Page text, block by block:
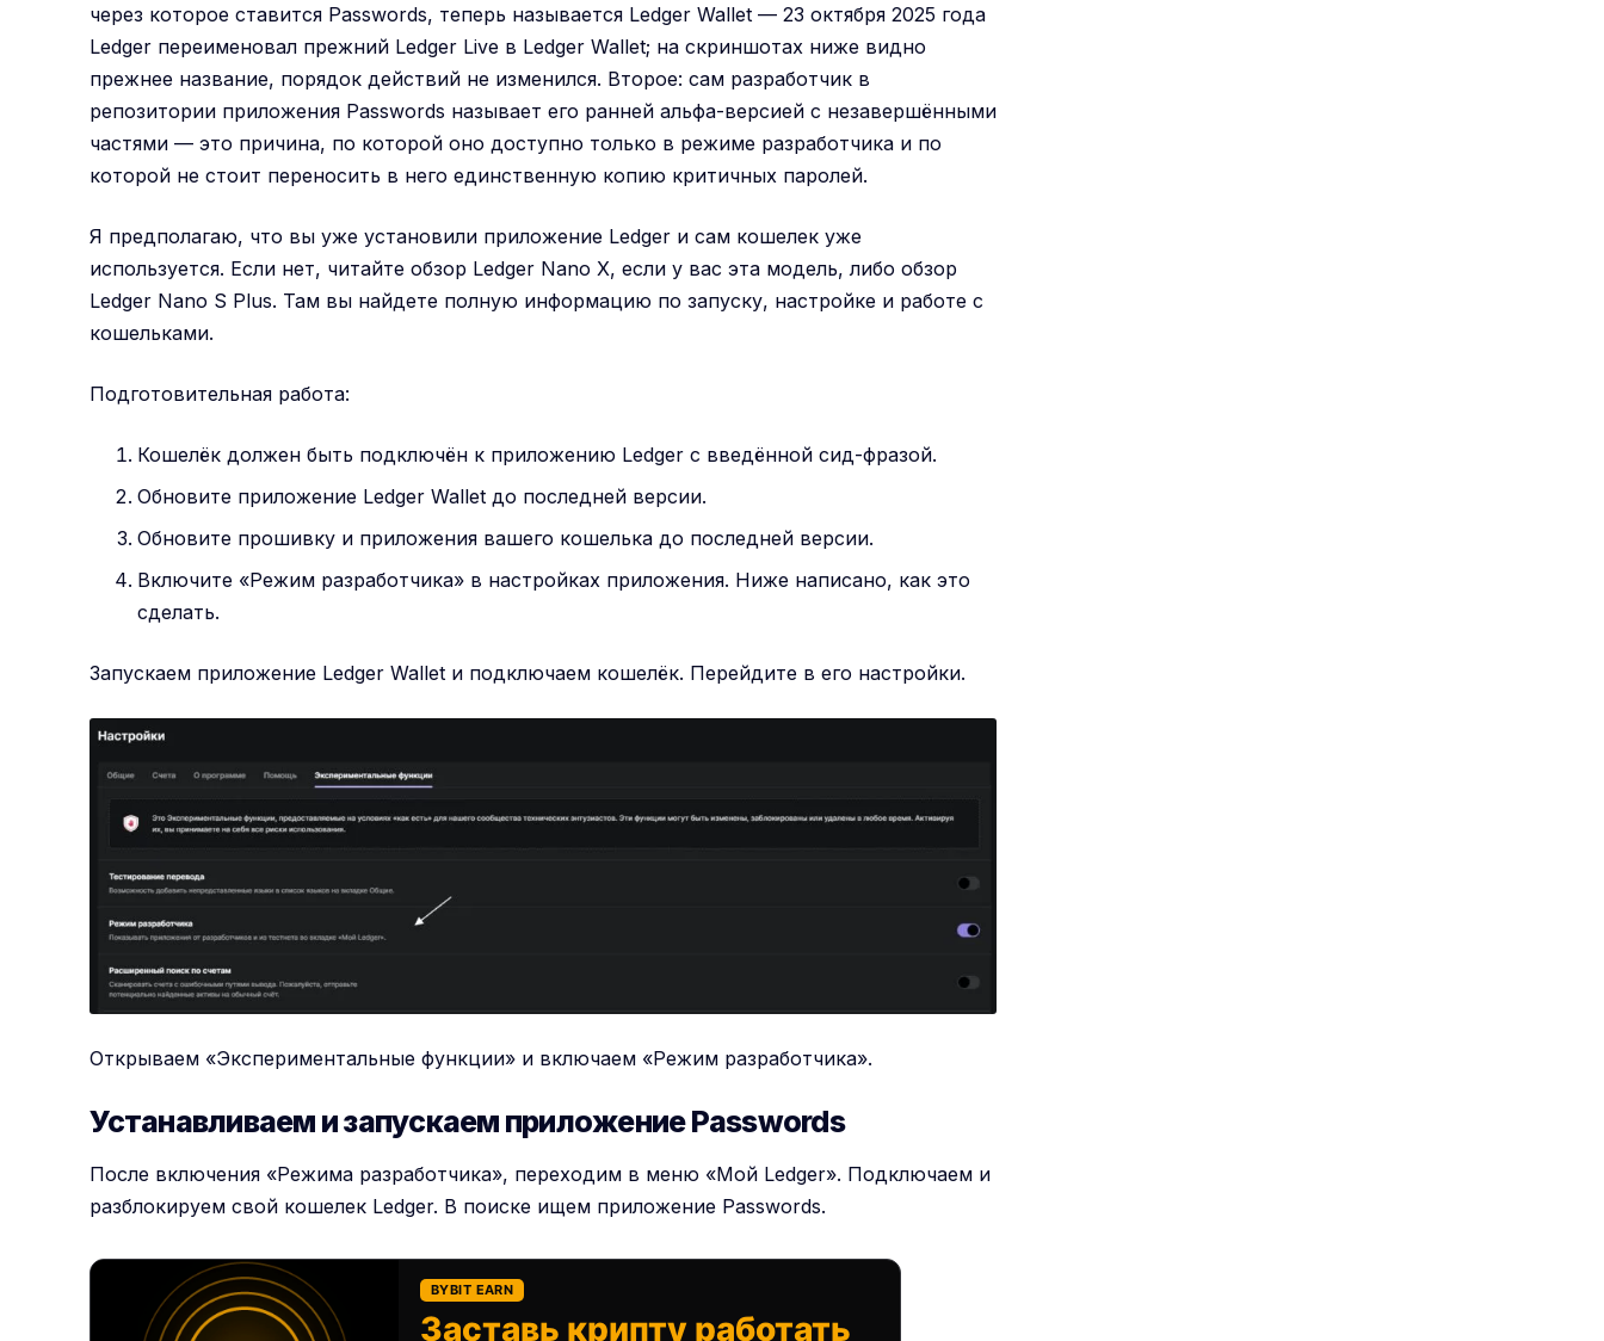
через которое ставится Passwords, теперь называется Ledger Wallet — 23 октября 2025 года
Ledger переименовал прежний Ledger Live в Ledger Wallet; на скриншотах ниже видно
прежнее название, порядок действий не изменился. Второе: сам разработчик в
репозитории приложения Passwords называет его ранней альфа-версией с незавершёнными
частями — это причина, по которой оно доступно только в режиме разработчика и по
которой не стоит переносить в него единственную копию критичных паролей.
Я предполагаю, что вы уже установили приложение Ledger и сам кошелек уже
используется. Если нет, читайтеобзор Ledger Nano X, если у вас эта модель, либообзор
Ledger Nano S Plus. Там вы найдете полную информацию по запуску, настройке и работе с
кошельками.
Подготовительная работа:
Кошелёк должен быть подключён к приложению Ledger с введённой сид-фразой.
Обновите приложение Ledger Wallet до последней версии.
Обновите прошивку и приложения вашего кошелька до последней версии.
Включите «Режим разработчика» в настройках приложения. Ниже написано, как это
сделать.
Запускаем приложение Ledger Wallet и подключаем кошелёк. Перейдите в его настройки.
Открываем «Экспериментальные функции» и включаем «Режим разработчика».
Устанавливаем и запускаем приложение Passwords
После включения «Режима разработчика», переходим в меню «Мой Ledger». Подключаем и
разблокируем свой кошелек Ledger. В поиске ищем приложение Passwords.
BYBIT EARN
Заставь крипту работать